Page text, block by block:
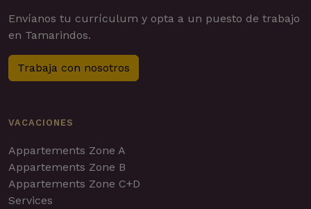
Envíanos tu currículum y opta a un puesto de trabajo
en Tamarindos.
Trabaja con nosotros
VACACIONES
Appartements Zone A
Appartements Zone B
Appartements Zone C+D
Services